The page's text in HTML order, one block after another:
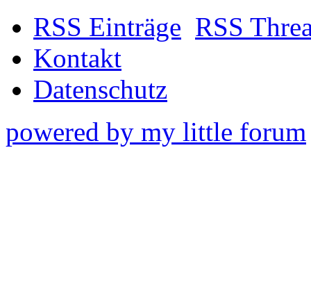
RSS Einträge RSS
Kontakt
Datenschutz
powered by my little forum